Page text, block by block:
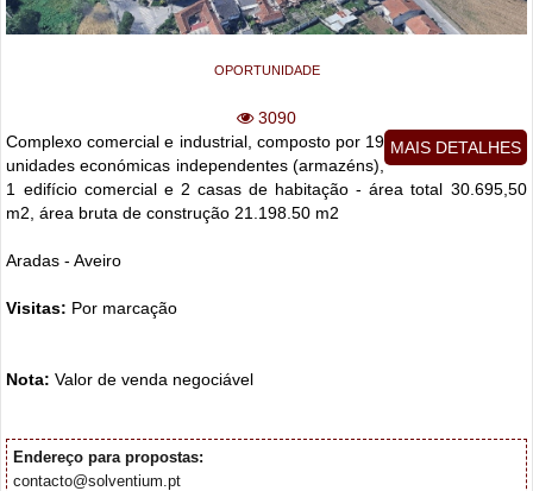
OPORTUNIDADE
3090
MAIS DETALHES
Complexo comercial e industrial, composto por 19
unidades económicas independentes (armazéns),
1 edifício comercial e 2 casas de habitação - área total 30.695,50
m2, área bruta de construção 21.198.50 m2
Aradas - Aveiro
Visitas: Por marcação
Nota:Valor de venda negociável
Endereço para propostas:
contacto@solventium.pt